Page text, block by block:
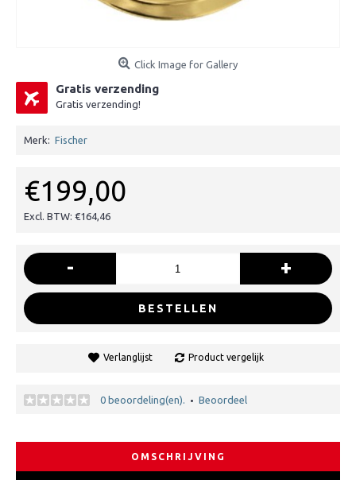
Click Image for Gallery
Gratis verzending
Gratis verzending!
Merk: Fischer
€199,00
Excl. BTW: €164,46
- +
BESTELLEN
Verlanglijst Product vergelijk
0 beoordeling(en). • Beoordeel
OMSCHRIJVING